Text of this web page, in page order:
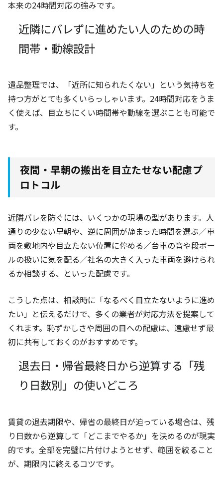
本来の24時間対応の強みです。
近隣にバレずに進めたい人のための時
間帯・動線設計
遺品整理では、「近所に知られたくない」という気持ちを
持つ方がとても多くいらっしゃいます。24時間対応をうま
く使えば、目立ちにくい時間帯や動線を選ぶことも可能で
す。
夜間・早朝の搬出を目立たせない配慮プ
ロトコル
近隣バレを防ぐには、いくつかの現場の型があります。人
通りの少ない早朝や、逆に周囲が静まった時間を選ぶ／車
両を敷地内や目立たない位置に停める／台車の音や段ボー
ルの扱いに気を配る／社名の大きく入った車両を避けられ
るか相談する、といった配慮です。
こうした点は、相談時に「なるべく目立たないように進め
たい」と伝えるだけで、多くの業者が対応方法を提案して
くれます。恥ずかしさや周囲の目への配慮は、遠慮せず最
初に共有しておくのがおすすめです。
退去日・帰省最終日から逆算する「残
り日数別」の使いどころ
賃貸の退去期限や、帰省の最終日が迫っている場合は、残
り日数から逆算して「どこまでやるか」を決めるのが現実
的です。全部を完璧に片付けようとせず、範囲を絞ること
が、期限内に終えるコツです。